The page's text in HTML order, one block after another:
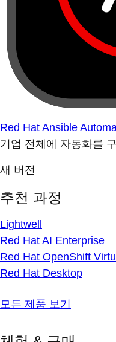
Red Hat Ansible
기업 전체에 자동화를
새 버전
추천 과정
Lightwell
Red Hat AI Enterprise
Red Hat OpenShift
Red Hat Desktop
모든 제품 보기